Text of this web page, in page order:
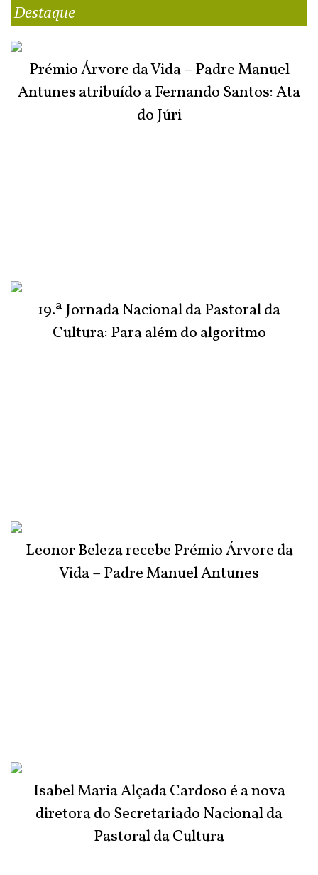
Destaque
Prémio Árvore da Vida – Padre Manuel
Antunes atribuído a Fernando Santos: Ata
do Júri
19.ª Jornada Nacional da Pastoral da
Cultura: Para além do algoritmo
Leonor Beleza recebe Prémio Árvore da
Vida – Padre Manuel Antunes
Isabel Maria Alçada Cardoso é a nova
diretora do Secretariado Nacional da
Pastoral da Cultura